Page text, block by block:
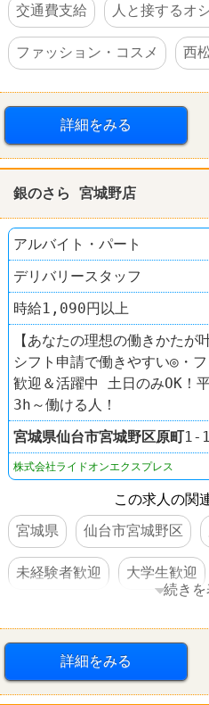
交通費支給
人と接するオ
ファッション・コスメ 西
詳細をみる
銀のさら 宮城野店
アルバイト・パート
デリバリースタッフ
時給1,090円以上
【あなたの理想の働きかた
シフト申請で働きやすい◎・
歓迎＆活躍中 土日のみOK！
3h～働ける人！
宮城県仙台市宮城野区原町1-
株式会社ライドオンエクスプレス
この求人の関
宮城県
仙台市宮城野区
未経験者歓迎 大学生歓迎
制服あり 車・バイク通勤可
続き
詳細をみる